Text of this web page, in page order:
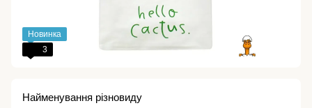
Новинка
3
Найменування різновиду